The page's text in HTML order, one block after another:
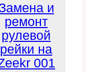
и
ремонт
рулевой
рейки на
001